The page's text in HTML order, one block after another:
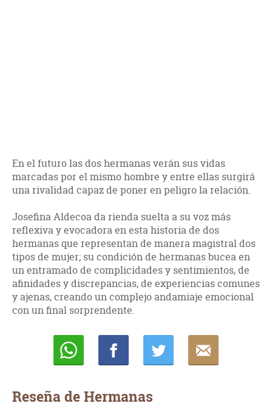
En el futuro las dos hermanas verán sus vidas
marcadas por el mismo hombre y entre ellas surgirá
una rivalidad capaz de poner en peligro la relación.
Josefina Aldecoa da rienda suelta a su voz más
reflexiva y evocadora en esta historia de dos
hermanas que representan de manera magistral dos
tipos de mujer; su condición de hermanas bucea en
un entramado de complicidades y sentimientos, de
afinidades y discrepancias, de experiencias comunes
y ajenas, creando un complejo andamiaje emocional
con un final sorprendente.
Reseña de Hermanas